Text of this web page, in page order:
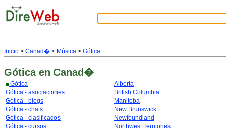
Inicio > Canad� > Música > Gótica
Gótica en Canad�
Gótica
Gótica - asociaciones
Gótica - blogs
Gótica - chats
Gótica - clasificados
Gótica - cursos
Alberta
British Columbia
Manitoba
New Brunswick
Newfoundland
Northwest Territories